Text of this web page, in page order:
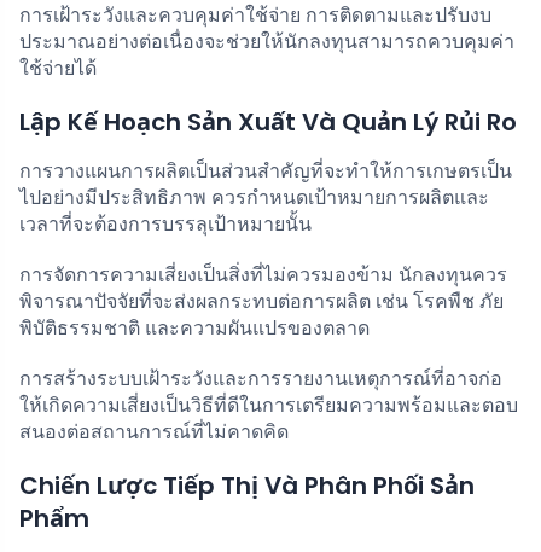
การเฝ้าระวังและควบคุมค่าใช้จ่าย การติดตามและปรับงบ
ประมาณอย่างต่อเนื่องจะช่วยให้นักลงทุนสามารถควบคุมค่า
ใช้จ่ายได้
Lập Kế Hoạch Sản Xuất Và Quản Lý Rủi Ro
การวางแผนการผลิตเป็นส่วนสำคัญที่จะทำให้การเกษตรเป็น
ไปอย่างมีประสิทธิภาพ ควรกำหนดเป้าหมายการผลิตและ
เวลาที่จะต้องการบรรลุเป้าหมายนั้น
การจัดการความเสี่ยงเป็นสิ่งที่ไม่ควรมองข้าม นักลงทุนควร
พิจารณาปัจจัยที่จะส่งผลกระทบต่อการผลิต เช่น โรคพืช ภัย
พิบัติธรรมชาติ และความผันแปรของตลาด
การสร้างระบบเฝ้าระวังและการรายงานเหตุการณ์ที่อาจก่อ
ให้เกิดความเสี่ยงเป็นวิธีที่ดีในการเตรียมความพร้อมและตอบ
สนองต่อสถานการณ์ที่ไม่คาดคิด
Chiến Lược Tiếp Thị Và Phân Phối Sản
Phẩm